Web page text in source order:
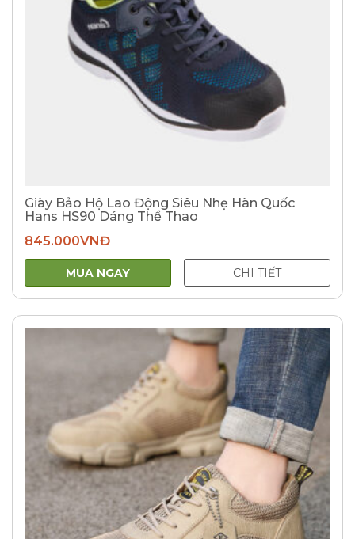
Giày Bảo Hộ Lao Động Siêu Nhẹ Hàn Quốc
Hans HS90 Dáng Thể Thao
845.000VNĐ
MUA NGAY CHI TIẾT